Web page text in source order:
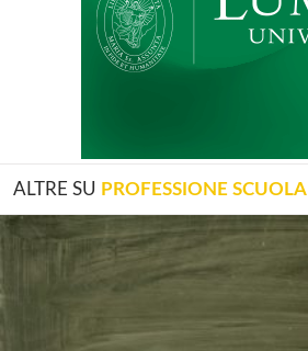
ALTRE SU PROFESSIONE SCUOLA